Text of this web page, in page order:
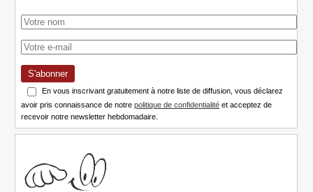
S'abonner
En vous inscrivant gratuitement à notre liste de diffusion, vous déclarez
avoir pris connaissance de notrepolitique de confidentialité et acceptez de
recevoir notre newsletter hebdomadaire.